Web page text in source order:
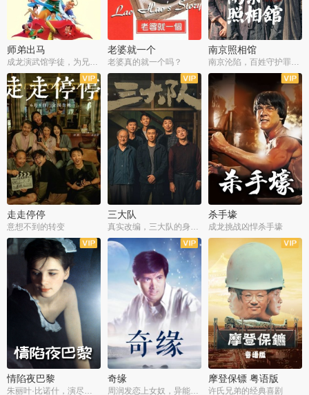
师弟出马
成龙演武馆学徒，为兄搏命战黑道
老婆就一个
老婆真的就一个吗？
南京照相馆
南京沦陷，百姓守护罪证底片
走走停停
意想不到的转变
三大队 杀手壕
成龙挑战凶悍杀手壕
情陷夜巴黎
朱丽叶·比诺什，演尽失爱之痛
奇缘
周润发恋上女奴，异能护体战邪派
摩登保镖 粤语版
许氏兄弟的经典喜剧